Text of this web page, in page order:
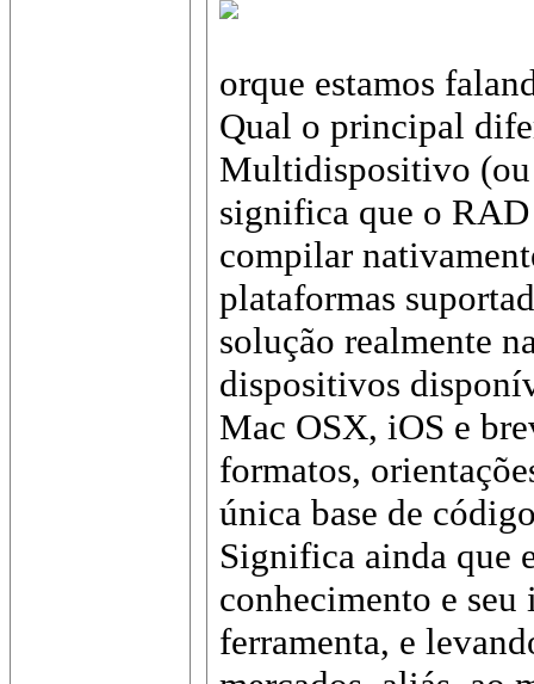
orque estamos
Qual o principal
Multidispositivo
significa que o
compilar
plataformas
solução realmente
dispositivos
Mac OSX, iOS e
formatos,
única base de
Significa ainda que
conhecimento e seu
ferramenta, e